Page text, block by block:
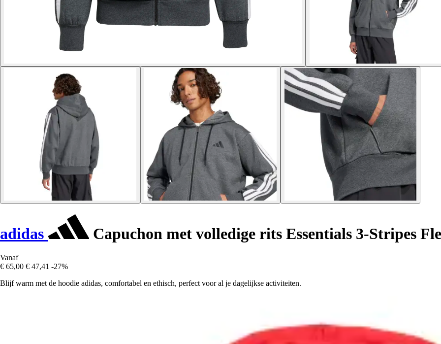
adidas Capuchon met volledige rits Essentials 3-Stripes
Vanaf
€ 65,00 € 47,41 -27%
Blijf warm met de hoodie adidas, comfortabel en ethisch, perfect voor al je dagelijkse activiteiten.